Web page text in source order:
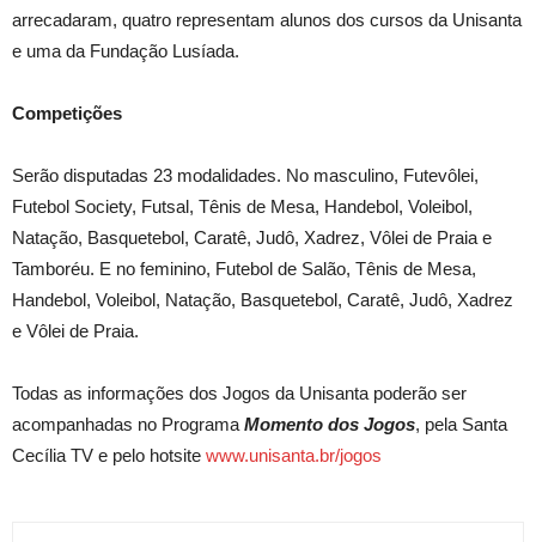
arrecadaram, quatro representam alunos dos cursos da Unisanta
e uma da Fundação Lusíada.
Competições
Serão disputadas 23 modalidades. No masculino, Futevôlei,
Futebol Society, Futsal, Tênis de Mesa, Handebol, Voleibol,
Natação, Basquetebol, Caratê, Judô, Xadrez, Vôlei de Praia e
Tamboréu. E no feminino, Futebol de Salão, Tênis de Mesa,
Handebol, Voleibol, Natação, Basquetebol, Caratê, Judô, Xadrez
e Vôlei de Praia.
Todas as informações dos Jogos da Unisanta poderão ser
acompanhadas no Programa Momento dos Jogos, pela Santa
Cecília TV e pelo hotsite www.unisanta.br/jogos